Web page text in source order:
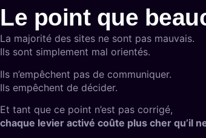
Le point que
La majorité des sites ne sont pas mauvais.
Ils sont simplement mal orientés.
Ils n’empêchent pas de communiquer.
Ils empêchent de décider.
Et tant que ce point n’est pas corrigé,
chaque levier activé coûte plus cher qu’il